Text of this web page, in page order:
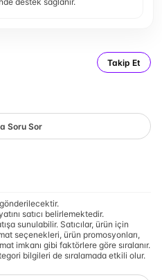
Takip Et
Soru Sor
satıcı belirlemektedir.
sunulabilir. Satıcılar, ürün için
seçenekleri, ürün promosyonları,
imkanı gibi faktörlere göre sıralanır.
bilgileri de sıralamada etkili olur.